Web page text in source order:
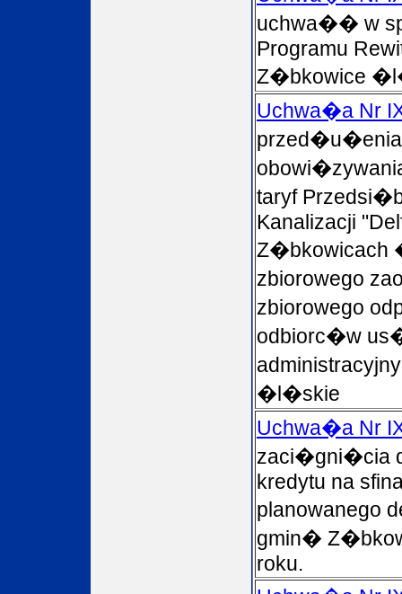
uchwa�� w
Programu
Z�bkowice
Uchwa�a Nr
taryf
Kanalizacji
Z�bkowicach
zbiorowego
zbiorowego
odbiorc�w
�l�skie
Uchwa�a Nr
zaci�gni�cia
kredytu na
planowanego
gmin�
roku.